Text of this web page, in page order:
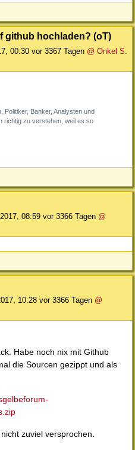
github hochladen? (oT)
00:30 vor 3367 Tagen @ Onkel S.
Politiker, Banker, Analysten und
richtig zu verstehen, weil es so
08:59 vor 3366 Tagen @
10:28 vor 3366 Tagen @
Habe noch nix mit Github
die Sourcen gezippt und als
zuviel versprochen.